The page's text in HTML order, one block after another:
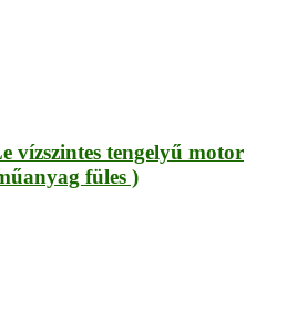
vízszintes tengelyű motor
füles )